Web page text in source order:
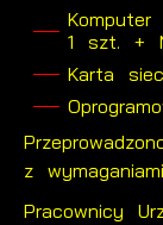
1 szt. +
Karta
z
Pracownicy